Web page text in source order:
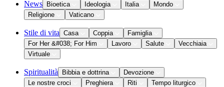
News Bioetica Ideologia Italia
Mondo
Religione
Vaticano
Stile di vita Casa Coppia
Famiglia
For Her &#038; For Him
Lavoro Salute
Vecchiaia
Virtuale
Spiritualità Bibbia e dottrina
Devozione
Le nostre croci
Preghiera Riti
Tempo liturgico